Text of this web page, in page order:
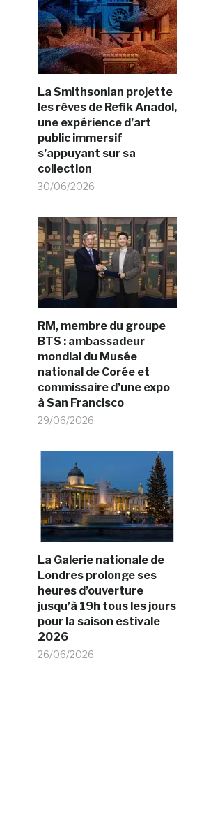
La Smithsonian projette
les rêves de Refik Anadol,
une expérience d’art
public immersif
s’appuyant sur sa
collection
30/06/2026
RM, membre du groupe
BTS : ambassadeur
mondial du Musée
national de Corée et
commissaire d’une expo
à San Francisco
29/06/2026
La Galerie nationale de
Londres prolonge ses
heures d’ouverture
jusqu’à 19h tous les jours
pour la saison estivale
2026
26/06/2026